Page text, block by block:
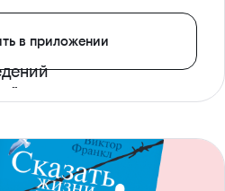
в приложении